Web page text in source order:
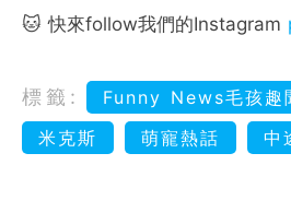
🐱 快來follow我們的Instagram
標籤: Funny News毛孩趣
米克斯
萌寵熱話 中